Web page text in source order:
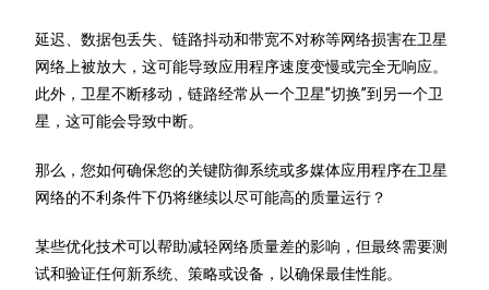
延迟、数据包丢失、链路抖动和带宽不对称等网络损害在卫星
网络上被放大，这可能导致应用程序速度变慢或完全无响应。
此外，卫星不断移动，链路经常从一个卫星”切换”到另一个卫
星，这可能会导致中断。
那么，您如何确保您的关键防御系统或多媒体应用程序在卫星
网络的不利条件下仍将继续以尽可能高的质量运行？
某些优化技术可以帮助减轻网络质量差的影响，但最终需要测
试和验证任何新系统、策略或设备，以确保最佳性能。